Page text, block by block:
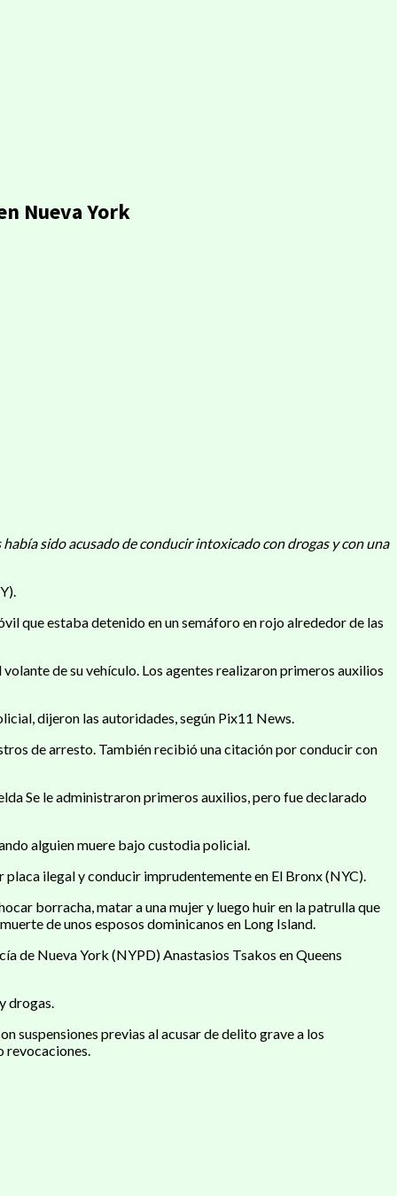
Nueva York
sido acusado de conducir intoxicado con drogas y con una
que estaba detenido en un semáforo en rojo alrededor de las
de su vehículo. Los agentes realizaron primeros auxilios
dijeron las autoridades, según Pix11 News.
de arresto. También recibió una citación por conducir con
Se le administraron primeros auxilios, pero fue declarado
alguien muere bajo custodia policial.
ilegal y conducir imprudentemente en El Bronx (NYC).
borracha, matar a una mujer y luego huir en la patrulla que
de unos esposos dominicanos en Long Island.
de Nueva York (NYPD) Anastasios Tsakos en Queens
drogas.
suspensiones previas al acusar de delito grave a los
revocaciones.